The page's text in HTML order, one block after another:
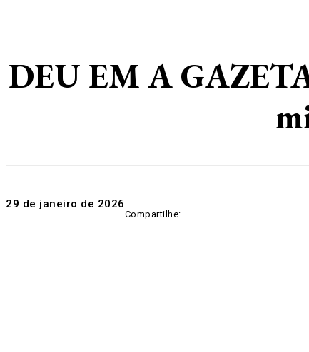
DEU EM A
29 de janeiro de 2026
Compartilhe: